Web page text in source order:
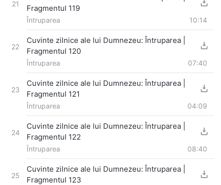
21
Fragmentul 119
Întruparea 10:14
22
Cuvinte zilnice ale lui Dumnezeu: Întruparea |
Fragmentul 120
Întruparea 07:40
23
Cuvinte zilnice ale lui Dumnezeu: Întruparea |
Fragmentul 121
Întruparea 04:09
24
Cuvinte zilnice ale lui Dumnezeu: Întruparea |
Fragmentul 122
Întruparea 08:40
25
Cuvinte zilnice ale lui Dumnezeu: Întruparea |
Fragmentul 123